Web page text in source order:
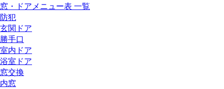
窓・ドアメニュー表 一覧
防犯
玄関ドア
勝手口
室内ドア
浴室ドア
窓交換
内窓